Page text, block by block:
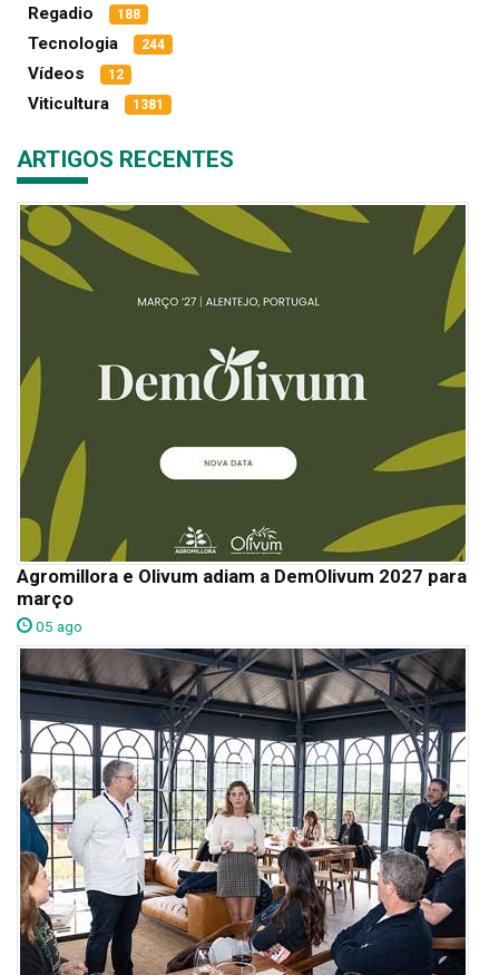
Regadio 188
Tecnologia 244
Vídeos 12
Viticultura 1381
ARTIGOS RECENTES
Agromillora e Olivum adiam a DemOlivum 2027 para
março
05 ago